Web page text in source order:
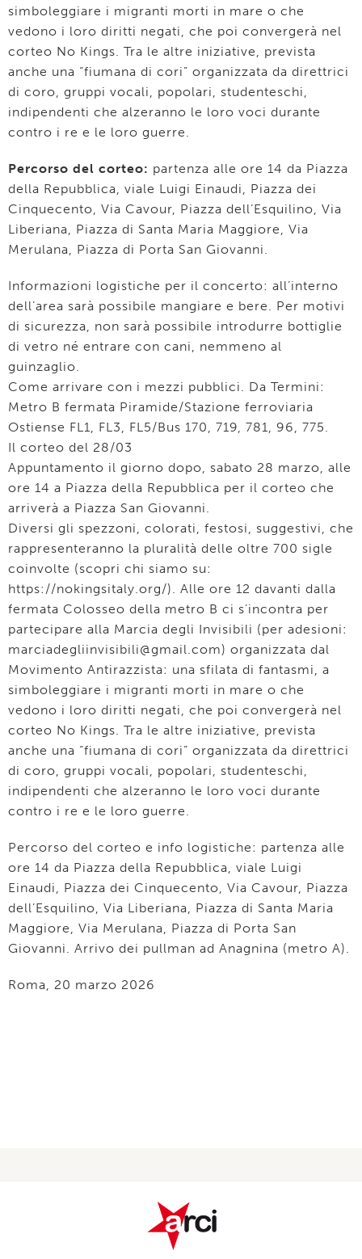
simboleggiare i migranti morti in mare o che
vedono i loro diritti negati, che poi convergerà nel
corteo No Kings. Tra le altre iniziative, prevista
anche una “fiumana di cori” organizzata da direttrici
di coro, gruppi vocali, popolari, studenteschi,
indipendenti che alzeranno le loro voci durante
contro i re e le loro guerre.
Percorso del corteo: partenza alle ore 14 da Piazza
della Repubblica, viale Luigi Einaudi, Piazza dei
Cinquecento, Via Cavour, Piazza dell’Esquilino, Via
Liberiana, Piazza di Santa Maria Maggiore, Via
Merulana, Piazza di Porta San Giovanni.
Informazioni logistiche per il concerto: all’interno
dell’area sarà possibile mangiare e bere. Per motivi
di sicurezza, non sarà possibile introdurre bottiglie
di vetro né entrare con cani, nemmeno al
guinzaglio.
Come arrivare con i mezzi pubblici. Da Termini:
Metro B fermata Piramide/Stazione ferroviaria
Ostiense FL1, FL3, FL5/Bus 170, 719, 781, 96, 775.
Il corteo del 28/03
Appuntamento il giorno dopo, sabato 28 marzo, alle
ore 14 a Piazza della Repubblica per il corteo che
arriverà a Piazza San Giovanni.
Diversi gli spezzoni, colorati, festosi, suggestivi, che
rappresenteranno la pluralità delle oltre 700 sigle
coinvolte (scopri chi siamo su:
https://nokingsitaly.org/). Alle ore 12 davanti dalla
fermata Colosseo della metro B ci s’incontra per
partecipare alla Marcia degli Invisibili (per adesioni:
marciadegliinvisibili@gmail.com) organizzata dal
Movimento Antirazzista: una sfilata di fantasmi, a
simboleggiare i migranti morti in mare o che
vedono i loro diritti negati, che poi convergerà nel
corteo No Kings. Tra le altre iniziative, prevista
anche una “fiumana di cori” organizzata da direttrici
di coro, gruppi vocali, popolari, studenteschi,
indipendenti che alzeranno le loro voci durante
contro i re e le loro guerre.
Percorso del corteo e info logistiche: partenza alle
ore 14 da Piazza della Repubblica, viale Luigi
Einaudi, Piazza dei Cinquecento, Via Cavour, Piazza
dell’Esquilino, Via Liberiana, Piazza di Santa Maria
Maggiore, Via Merulana, Piazza di Porta San
Giovanni. Arrivo dei pullman ad Anagnina (metro A).
Roma, 20 marzo 2026